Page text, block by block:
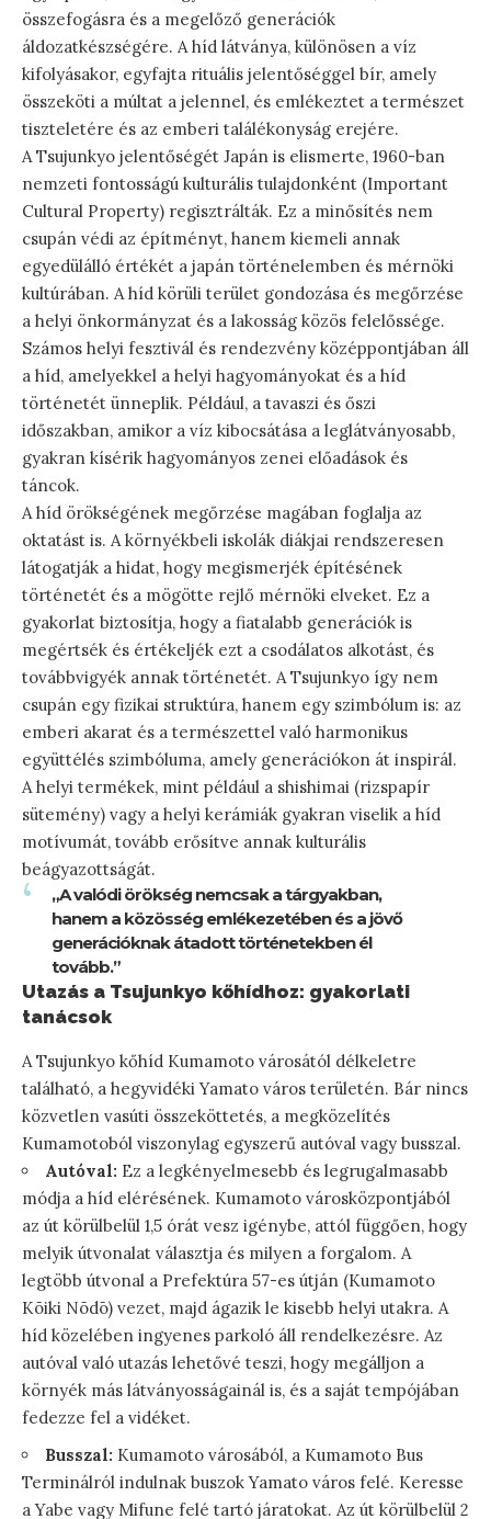
összefogásra és a megelőző generációk
áldozatkészségére. A híd látványa, különösen a víz
kifolyásakor, egyfajta rituális jelentőséggel bír, amely
összeköti a múltat a jelennel, és emlékeztet a természet
tiszteletére és az emberi találékonyság erejére.
A Tsujunkyo jelentőségét Japán is elismerte, 1960-ban
nemzeti fontosságú kulturális tulajdonként (Important
Cultural Property) regisztrálták. Ez a minősítés nem
csupán védi az építményt, hanem kiemeli annak
egyedülálló értékét a japán történelemben és mérnöki
kultúrában. A híd körüli terület gondozása és megőrzése
a helyi önkormányzat és a lakosság közös felelőssége.
Számos helyi fesztivál és rendezvény középpontjában áll
a híd, amelyekkel a helyi hagyományokat és a híd
történetét ünneplik. Például, a tavaszi és őszi
időszakban, amikor a víz kibocsátása a leglátványosabb,
gyakran kísérik hagyományos zenei előadások és
táncok.
A híd örökségének megőrzése magában foglalja az
oktatást is. A környékbeli iskolák diákjai rendszeresen
látogatják a hidat, hogy megismerjék építésének
történetét és a mögötte rejlő mérnöki elveket. Ez a
gyakorlat biztosítja, hogy a fiatalabb generációk is
megértsék és értékeljék ezt a csodálatos alkotást, és
továbbvigyék annak történetét. A Tsujunkyo így nem
csupán egy fizikai struktúra, hanem egy szimbólum is: az
emberi akarat és a természettel való harmonikus
együttélés szimbóluma, amely generációkon át inspirál.
A helyi termékek, mint például a shishimai (rizspapír
sütemény) vagy a helyi kerámiák gyakran viselik a híd
motívumát, tovább erősítve annak kulturális
beágyazottságát.
„A valódi örökség nemcsak a tárgyakban,
hanem a közösség emlékezetében és a jövő
generációknak átadott történetekben él
tovább.”
Utazás a Tsujunkyo kőhídhoz: gyakorlati
tanácsok
A Tsujunkyo kőhíd Kumamoto városától délkeletre
található, a hegyvidéki Yamato város területén. Bár nincs
közvetlen vasúti összeköttetés, a megközelítés
Kumamotoból viszonylag egyszerű autóval vagy busszal.
Autóval: Ez a legkényelmesebb és legrugalmasabb
módja a híd elérésének. Kumamoto városközpontjából
az út körülbelül 1,5 órát vesz igénybe, attól függően, hogy
melyik útvonalat választja és milyen a forgalom. A
legtöbb útvonal a Prefektúra 57-es útján (Kumamoto
Kōiki Nōdō) vezet, majd ágazik le kisebb helyi utakra. A
híd közelében ingyenes parkoló áll rendelkezésre. Az
autóval való utazás lehetővé teszi, hogy megálljon a
környék más látványosságainál is, és a saját tempójában
fedezze fel a vidéket.
Busszal: Kumamoto városából, a Kumamoto Bus
Terminálról indulnak buszok Yamato város felé. Keresse
a Yabe vagy Mifune felé tartó járatokat. Az út körülbelül 2